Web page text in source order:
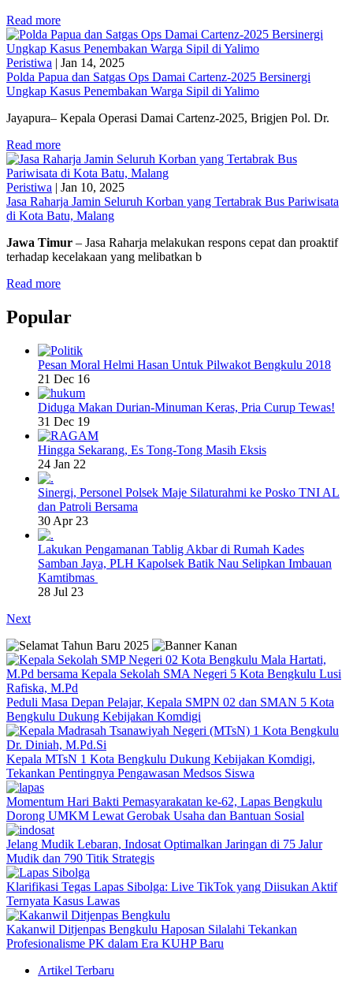
Read more
Peristiwa | Jan 14, 2025
Polda Papua dan Satgas Ops Damai Cartenz-2025 Bersinergi
Ungkap Kasus Penembakan Warga Sipil di Yalimo
Jayapura– Kepala Operasi Damai Cartenz-2025, Brigjen Pol. Dr.
Read more
Peristiwa | Jan 10, 2025
Jasa Raharja Jamin Seluruh Korban yang Tertabrak Bus Pariwisata
di Kota Batu, Malang
Jawa Timur – Jasa Raharja melakukan respons cepat dan proaktif
terhadap kecelakaan yang melibatkan b
Read more
Popular
Pesan Moral Helmi Hasan Untuk Pilwakot Bengkulu 2018
21 Dec 16
Diduga Makan Durian-Minuman Keras, Pria Curup Tewas!
31 Dec 19
Hingga Sekarang, Es Tong-Tong Masih Eksis
24 Jan 22
Sinergi, Personel Polsek Maje Silaturahmi ke Posko TNI AL
dan Patroli Bersama
30 Apr 23
Lakukan Pengamanan Tablig Akbar di Rumah Kades
Samban Jaya, PLH Kapolsek Batik Nau Selipkan Imbauan
Kamtibmas
28 Jul 23
Next
Peduli Masa Depan Pelajar, Kepala SMPN 02 dan SMAN 5 Kota
Bengkulu Dukung Kebijakan Komdigi
Kepala MTsN 1 Kota Bengkulu Dukung Kebijakan Komdigi,
Tekankan Pentingnya Pengawasan Medsos Siswa
Momentum Hari Bakti Pemasyarakatan ke-62, Lapas Bengkulu
Dorong UMKM Lewat Gerobak Usaha dan Bantuan Sosial
Jelang Mudik Lebaran, Indosat Optimalkan Jaringan di 75 Jalur
Mudik dan 790 Titik Strategis
Klarifikasi Tegas Lapas Sibolga: Live TikTok yang Diisukan Aktif
Ternyata Kasus Lawas
Kakanwil Ditjenpas Bengkulu Haposan Silalahi Tekankan
Profesionalisme PK dalam Era KUHP Baru
Artikel Terbaru